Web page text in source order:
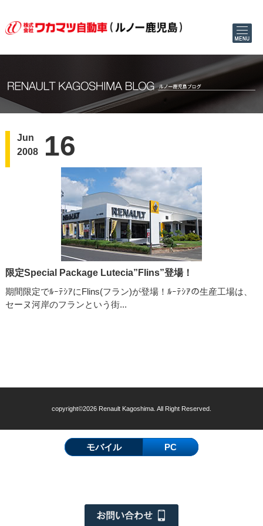
Jun
2008
16
限定Special Package Lutecia”Flins”登場！
期間限定でﾙｰﾃｼｱにFlins(フラン)が登場！ﾙｰﾃｼｱの生産工場は、
セーヌ河岸のフランという街...
copyright©2026 Renault Kagoshima. All Right Reserved.
モバイル PC